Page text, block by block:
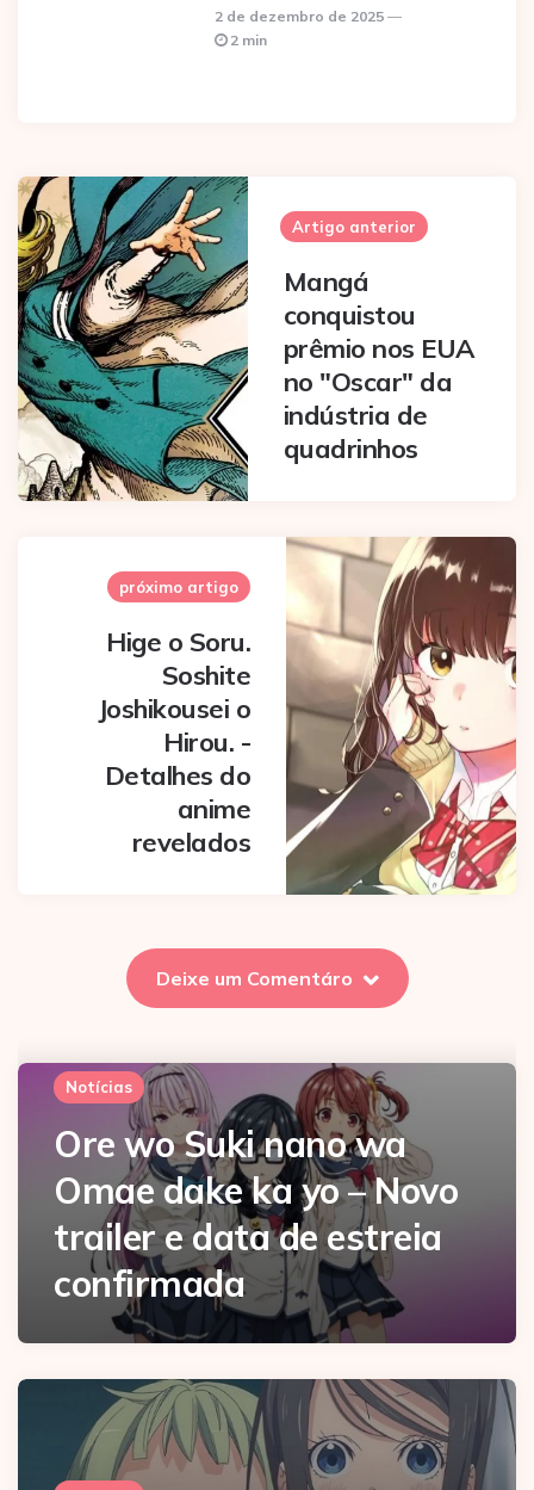
2 de dezembro de 2025
2 min
Post
navigation
Artigo anterior
Mangá
conquistou
prêmio nos EUA
no "Oscar" da
indústria de
quadrinhos
próximo artigo
Hige o Soru.
Soshite
Joshikousei o
Hirou. -
Detalhes do
anime
revelados
Deixe um Comentáro
Notícias
Ore wo Suki nano wa
Omae dake ka yo – Novo
trailer e data de estreia
confirmada